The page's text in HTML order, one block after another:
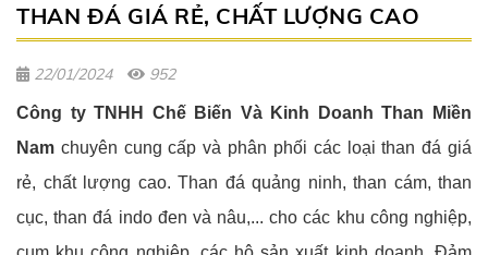
THAN ĐÁ GIÁ RẺ, CHẤT LƯỢNG CAO
22/01/2024 952
Công ty TNHH Chế Biến Và Kinh Doanh Than Miền
Nam chuyên cung cấp và phân phối các loại than đá giá
rẻ, chất lượng cao. Than đá quảng ninh, than cám, than
cục, than đá indo đen và nâu,... cho các khu công nghiệp,